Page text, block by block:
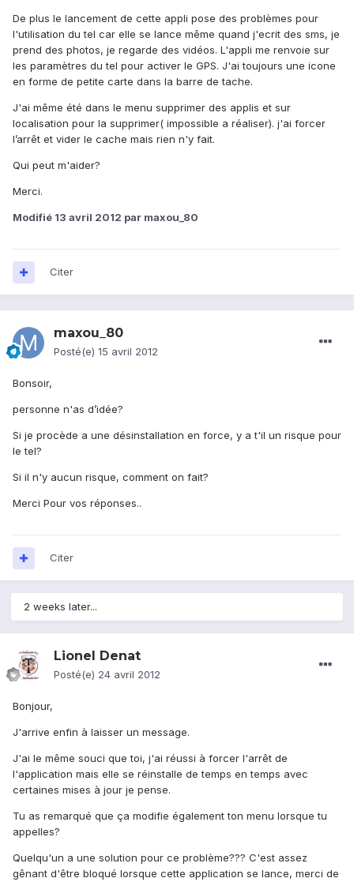
De plus le lancement de cette appli pose des problèmes pour
l'utilisation du tel car elle se lance même quand j'ecrit des sms, je
prend des photos, je regarde des vidéos. L'appli me renvoie sur
les paramètres du tel pour activer le GPS. J'ai toujours une icone
en forme de petite carte dans la barre de tache.
J'ai même été dans le menu supprimer des applis et sur
localisation pour la supprimer( impossible a réaliser). j'ai forcer
l’arrêt et vider le cache mais rien n'y fait.
Qui peut m'aider?
Merci.
Modifié 13 avril 2012 par maxou_80
Citer
maxou_80
Posté(e) 15 avril 2012
Bonsoir,
personne n'as d’idée?
Si je procède a une désinstallation en force, y a t'il un risque pour
le tel?
Si il n'y aucun risque, comment on fait?
Merci Pour vos réponses..
Citer
2 weeks later...
Lionel Denat
Posté(e) 24 avril 2012
Bonjour,
J'arrive enfin à laisser un message.
J'ai le même souci que toi, j'ai réussi à forcer l'arrêt de
l'application mais elle se réinstalle de temps en temps avec
certaines mises à jour je pense.
Tu as remarqué que ça modifie également ton menu lorsque tu
appelles?
Quelqu'un a une solution pour ce problème??? C'est assez
gênant d'être bloqué lorsque cette application se lance, merci de